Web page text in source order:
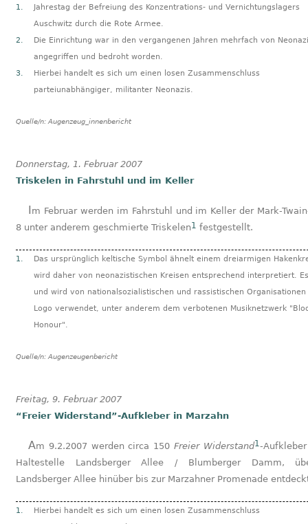
1.
Jahrestag der Befreiung des Konzentrations- und Vernichtungslagers
Auschwitz durch die Rote Armee.
2.
Die Einrichtung war in den vergangenen Jahren mehrfach von
angegriffen und bedroht worden.
3.
Hierbei handelt es sich um einen losen Zusammenschluss
parteiunabhängiger, militanter Neonazis.
Quelle/n: Augenzeug_innenbericht
Donnerstag, 1. Februar 2007
Triskelen in Fahrstuhl und im Keller
8 unter anderem geschmierte Triskelen1 festgestellt.
1.
Das ursprünglich keltische Symbol ähnelt einem dreiarmigen
wird daher von neonazistischen Kreisen entsprechend interpretiert.
und wird von nationalsozialistischen und rassistischen Organisationen
Logo verwendet, unter anderem dem verbotenen Musiknetzwerk
Honour".
Quelle/n: Augenzeugenbericht
Freitag, 9. Februar 2007
“Freier Widerstand”-Aufkleber in Marzahn
Am 9.2.2007 werden circa 150 Freier Widerstand1-
Haltestelle Landsberger Allee / Blumberger Damm,
Landsberger Allee hinüber bis zur Marzahner Promenade
1.
Hierbei handelt es sich um einen losen Zusammenschluss